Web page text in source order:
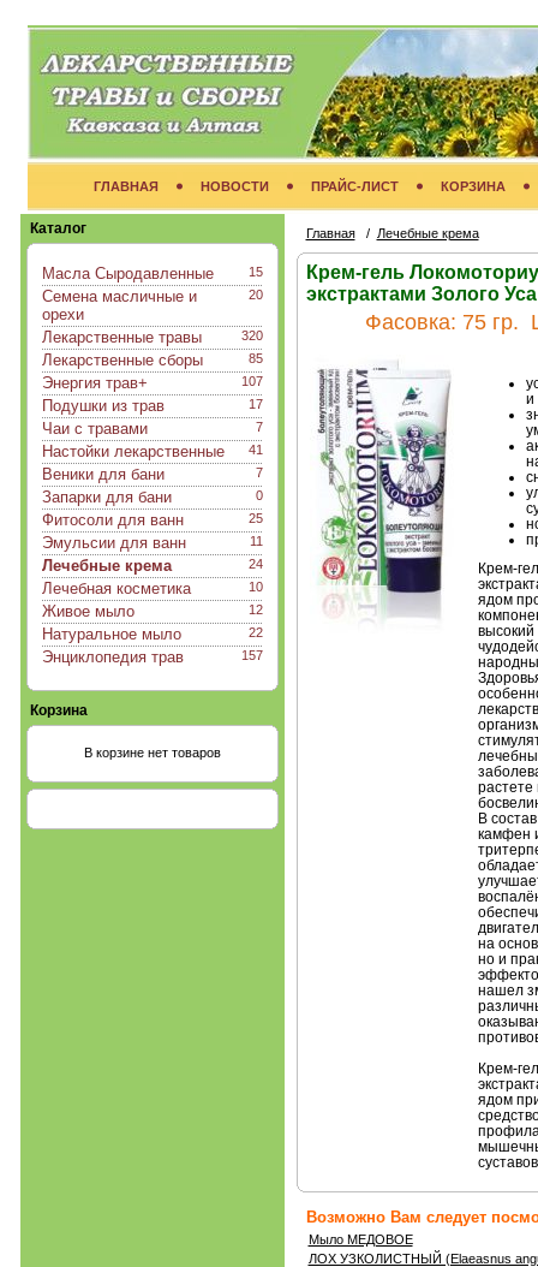
ГЛАВНАЯ НОВОСТИ ПРАЙС-ЛИСТ КОРЗИНА
Каталог
15
Масла Сыродавленные
20
Семена масличные и
орехи
320
Лекарственные травы
85
Лекарственные сборы
107
Энергия трав+
17
Подушки из трав
7
Чаи с травами
41
Настойки лекарственные
7
Веники для бани
0
Запарки для бани
25
Фитосоли для ванн
11
Эмульсии для ванн
24
Лечебные крема
10
Лечебная косметика
12
Живое мыло
22
Натуральное мыло
157
Энциклопедия трав
Корзина
В корзине нет товаров
Главная/ Лечебные крема
Крем-гель
экстрактами Золого
Фасовка: 75 гр.
и
Крем-
ядом
растете
В
камфен
на
но и
нашел
Крем-
ядом
Возможно Вам следует
Мыло МЕДОВОЕ
ЛОХ УЗКОЛИСТНЫЙ (Elaeasnus